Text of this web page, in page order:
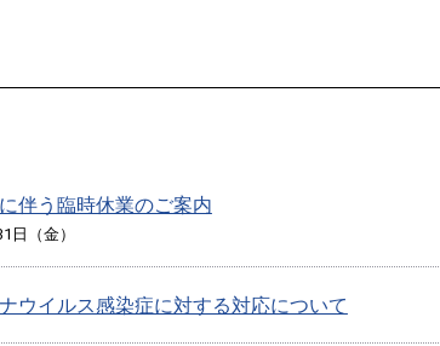
伴う臨時休業のご案内
日（金）
ウイルス感染症に対する対応について